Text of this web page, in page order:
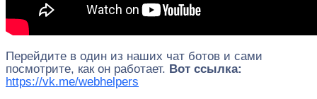
Перейдите в один из наших чат ботов и сами
посмотрите, как он работает. Вот ссылка:
https://vk.me/webhelpers